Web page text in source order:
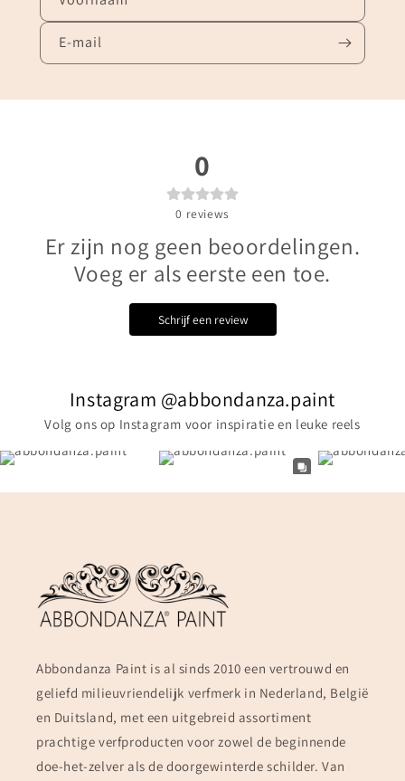
E‑mail
0
0 reviews
Er zijn nog geen beoordelingen.
Voeg er als eerste een toe.
Schrijf een review
Instagram @abbondanza.paint
Volg ons op Instagram voor inspiratie en leuke reels
Abbondanza Paint is al sinds 2010 een vertrouwd en
geliefd milieuvriendelijk verfmerk in Nederland, België
en Duitsland, met een uitgebreid assortiment
prachtige verfproducten voor zowel de beginnende
doe-het-zelver als de doorgewinterde schilder. Van